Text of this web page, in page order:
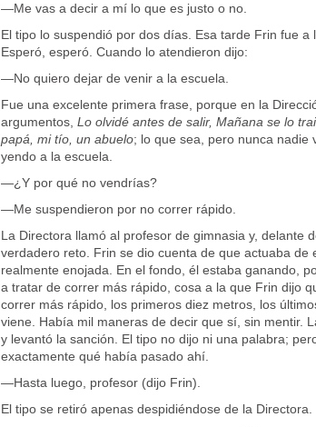
—Me vas a decir a mí lo que es justo o no.
El tipo lo suspendió por dos días. Esa tarde Frin fue a
Esperó, esperó. Cuando lo atendieron dijo:
—No quiero dejar de venir a la escuela.
Fue una excelente primera frase, porque en la
argumentos, Lo olvidé antes de salir, Mañana se lo
papá, mi tío, un abuelo; lo que sea, pero nunca nadie
yendo a la escuela.
—¿Y por qué no vendrías?
—Me suspendieron por no correr rápido.
La Directora llamó al profesor de gimnasia y, delante
verdadero reto. Frin se dio cuenta de que actuaba de
realmente enojada. En el fondo, él estaba ganando,
a tratar de correr más rápido, cosa a la que Frin dijo
correr más rápido, los primeros diez metros, los
viene. Había mil maneras de decir que sí, sin mentir.
y levantó la sanción. El tipo no dijo ni una palabra;
exactamente qué había pasado ahí.
—Hasta luego, profesor (dijo Frin).
El tipo se retiró apenas despidiéndose de la Directora.